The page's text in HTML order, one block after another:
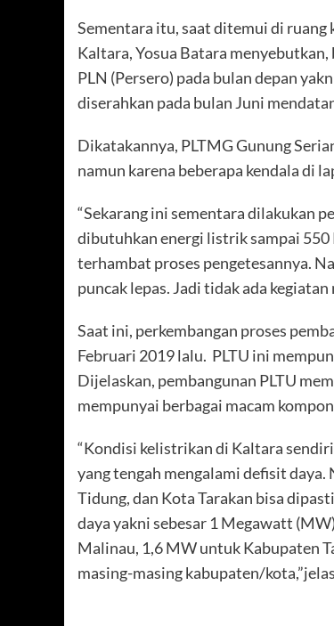
Sementara itu, saat ditemui di ruang
Kaltara, Yosua Batara
PLN (Persero) pada bulan depan
diserahkan pada bulan Juni
Dikatakannya, PLTMG Gunung
namun karena beberapa kendala di
“Sekarang ini sementara dilakukan
dibutuhkan energi listrik sampai 550
terhambat proses pengetesannya.
puncak lepas. Jadi tidak ada
Saat ini, perkembangan proses
Februari 2019 lalu. PLTU ini
Dijelaskan, pembangunan PLTU
mempunyai berbagai macam
“Kondisi kelistrikan di Kaltara
yang tengah mengalami defisit
Tidung, dan Kota Tarakan bisa
daya yakni sebesar 1 Megawatt
Malinau, 1,6 MW untuk Kabupaten
masing-masing kabupaten/